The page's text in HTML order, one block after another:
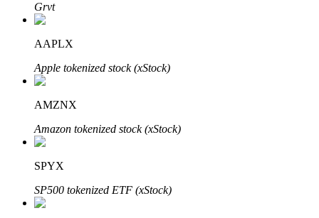
Bitrue
合夥人計劃
Grvt
AAPLX
Apple tokenized stock (xStock)
AMZNX
Amazon tokenized stock (xStock)
SPYX
SP500 tokenized ETF (xStock)